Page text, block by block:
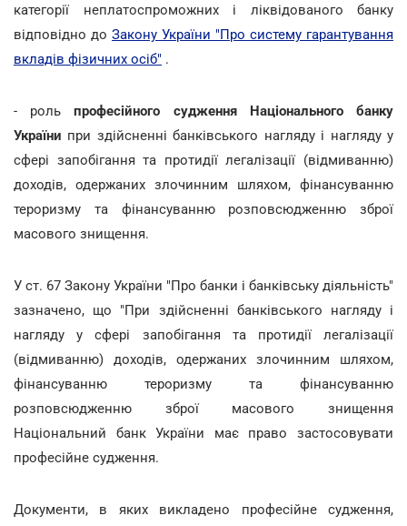
категорії неплатоспроможних і ліквідованого банку
відповідно до Закону України "Про систему гарантування
вкладів фізичних осіб" .
- рольпрофесійного судження Національного банку
України при здійсненні банківського нагляду і нагляду у
сфері запобігання та протидії легалізації (відмиванню)
доходів, одержаних злочинним шляхом, фінансуванню
тероризму та фінансуванню розповсюдженню зброї
масового знищення.
У ст. 67 Закону України "Про банки і банківську діяльність"
зазначено, що "При здійсненні банківського нагляду і
нагляду у сфері запобігання та протидії легалізації
(відмиванню) доходів, одержаних злочинним шляхом,
фінансуванню тероризму та фінансуванню
розповсюдженню зброї масового знищення
Національний банк України має право застосовувати
професійне судження.
Документи, в яких викладено професійне судження,